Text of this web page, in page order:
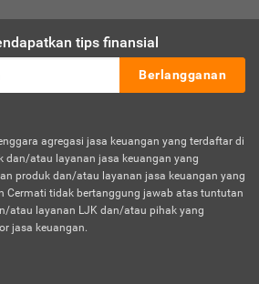
tips finansial
Berlangganan
agregasi jasa keuangan yang terdaftar di
dan/atau layanan jasa keuangan yang
produk dan/atau layanan jasa keuangan yang
Cermati tidak bertanggung jawab atas tuntutan
atau layanan LJK dan/atau pihak yang
jasa keuangan.